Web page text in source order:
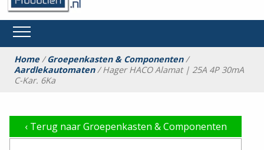
Home/Groepenkasten & Componenten/
Aardlekautomaten/ Hager HACO Alamat | 25A 4P 30mA
C-Kar. 6Ka
‹Terug naar Groepenkasten & Componenten